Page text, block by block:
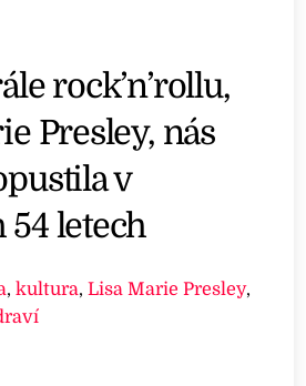
rock’n’rollu,
Presley, nás
v
letech
,kultura,Lisa Marie Presley,